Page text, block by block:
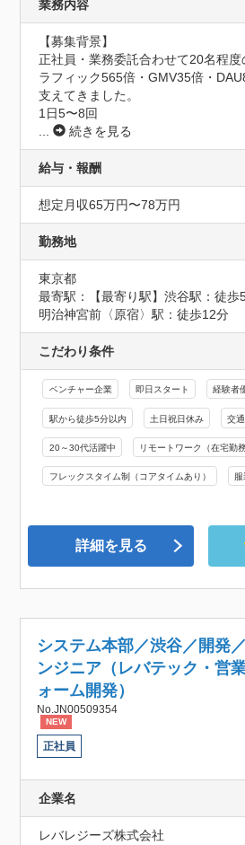
業務内容
【募集背景】
正社員・業務委託合わせて20名程度
ラフィック565倍・GMV35倍・
支えてきました。
1日5〜8回
...
続きを見る
給与・報酬
想定月収65万円〜78万円
勤務地
東京都
最寄駅：【最寄り駅】渋谷駅：徒歩
明治神宮前〈原宿〉駅：徒歩12分
こだわり条件
ベンチャー企業 即日スタート 経験者
駅から徒歩5分以内 土日祝日休み 交
20～30代活躍中 リモートワーク（在宅勤
フレックスタイム制（コアタイムあり）
詳細を見る
システム本部／渋谷／開発
ンジニア（レバテック・営
ォーム開発）
No.JN00509354
NEW
正社員
企業名
レバレジーズ株式会社